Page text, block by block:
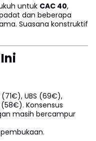
untuk CAC 40,
dan beberapa
Suasana konstruktif
UBS (69€),
Konsensus
masih bercampur